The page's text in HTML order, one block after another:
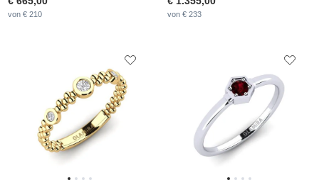
von € 210 von € 233